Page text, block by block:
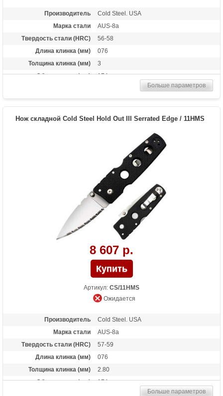
Производитель
Cold Steel. USA
Марка стали
AUS-8a
Твердость стали (HRC)
56-58
Длина клинка (мм)
076
Толщина клинка (мм)
3
Общая длина (мм)
174
Вес (гр)
71
Больше параметров
Нож складной Cold Steel Hold Out III Serrated Edge / 11HMS
8 607 р.
Артикул: CS/11HMS
Ожидается
Производитель
Cold Steel. USA
Марка стали
AUS-8a
Твердость стали (HRC)
57-59
Длина клинка (мм)
076
Толщина клинка (мм)
2.80
Общая длина (мм)
174
Больше параметров